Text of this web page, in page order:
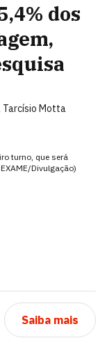
dos
Motta
turno, que será
Divulgação)
Saiba mais